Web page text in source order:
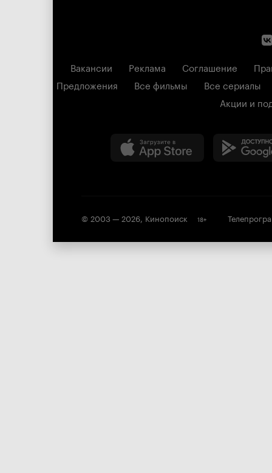
Вакансии Реклама Соглашение
Предложения
Все фильмы
Все сериалы
Акции и
© 2003 — 2026, Кинопоиск 18+